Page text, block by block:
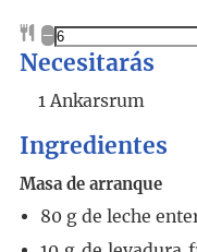
–
Necesitarás
1 Ankarsrum
Ingredientes
Masa de arranque
80 g de leche